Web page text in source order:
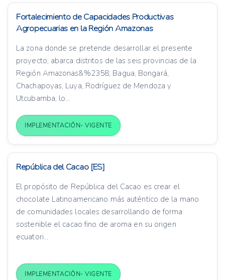
Fortalecimiento de Capacidades Productivas
Agropecuarias en la Región Amazonas
La zona donde se pretende desarrollar el presente
proyecto, abarca distritos de las seis provincias de la
Región Amazonas&%2358; Bagua, Bongará,
Chachapoyas, Luya, Rodríguez de Mendoza y
Utcubamba, lo...
IMPLEMENTACIÓN- VIGENTE
República del Cacao [ES]
El propósito de República del Cacao es crear el
chocolate Latinoamericano más auténtico de la mano
de comunidades locales desarrollando de forma
sostenible el cacao fino de aroma en su origen
ecuatori...
IMPLEMENTACIÓN- VIGENTE